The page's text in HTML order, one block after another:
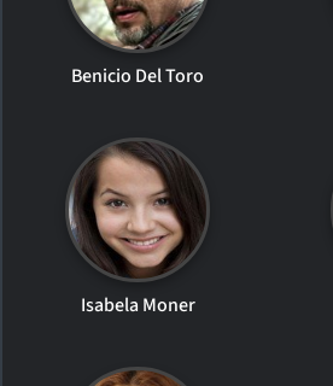
Benicio Del Toro
Isabela Moner